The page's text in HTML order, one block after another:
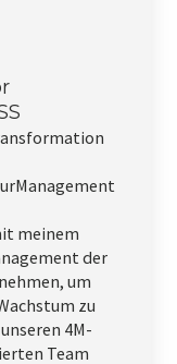
meinem
der
um
zu
4M-
Team